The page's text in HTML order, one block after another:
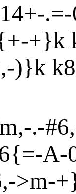
14+-.=-
+-+}k
,-)}k
,-.-#6,
6{=-A-
->m-